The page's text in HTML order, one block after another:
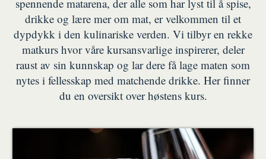
spennende matarena, der alle som har lyst til å spise,
drikke og lære mer om mat, er velkommen til et
dypdykk i den kulinariske verden. Vi tilbyr en rekke
matkurs hvor våre kursansvarlige inspirerer, deler
raust av sin kunnskap og lar dere få lage maten som
nytes i fellesskap med matchende drikke. Her finner
du en oversikt over høstens kurs.